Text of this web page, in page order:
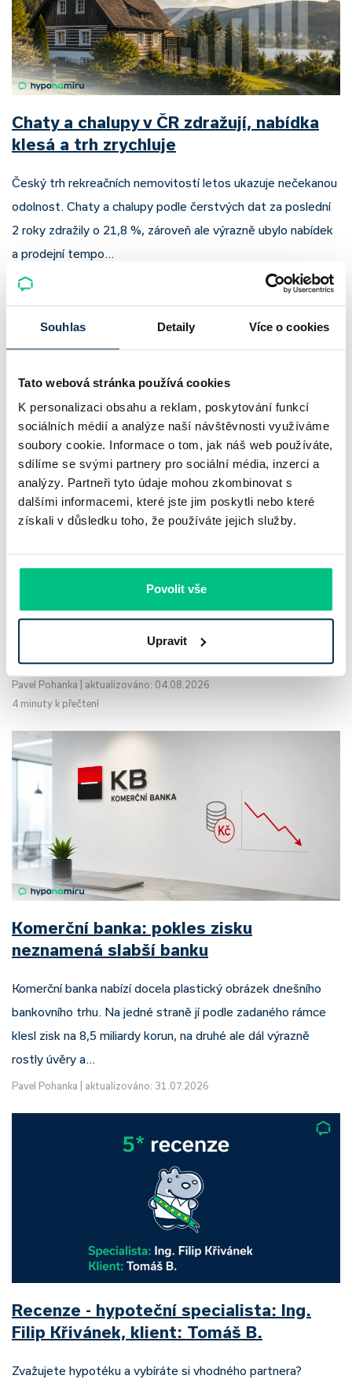
Souhlas Detaily Více o cookies
Tato webová stránka používá cookies
K personalizaci obsahu a reklam, poskytování funkcí
sociálních médií a analýze naší návštěvnosti využíváme
soubory cookie. Informace o tom, jak náš web používáte,
sdílíme se svými partnery pro sociální média, inzerci a
analýzy. Partneři tyto údaje mohou zkombinovat s
dalšími informacemi, které jste jim poskytli nebo které
získali v důsledku toho, že používáte jejich služby.
Povolit vše
Upravit
Chaty a chalupy v ČR zdražují, nabídka
klesá a trh zrychluje
Český trh rekreačních nemovitostí letos ukazuje nečekanou
odolnost. Chaty a chalupy podle čerstvých dat za poslední
2 roky zdražily o 21,8 %, zároveň ale výrazně ubylo nabídek
a prodejní tempo…
Pavel Pohanka
UniCredit Bank od 27.7.2026 zdražuje
hypotéky, zatímco Raiffeisenbank
Český hypoteční trh na konci července 2026 potvrzuje, že
sazby zůstávají pod tlakem a část bank pokračuje v jejich
růstu. UniCredit Bank od 27.7.2026 zvýšila hypoteční sazby
Pavel Pohanka
aktualizováno: 04.08.2026
4 minuty k přečtení
Komerční banka: pokles zisku
neznamená slabší banku
Komerční banka nabízí docela plastický obrázek dnešního
bankovního trhu. Na jedné straně jí podle zadaného rámce
klesl zisk na 8,5 miliardy korun, na druhé ale dál výrazně
rostly úvěry a…
Pavel Pohanka aktualizováno: 31.07.2026
Recenze - hypoteční specialista: Ing.
Filip Křivánek, klient: Tomáš B.
Zvažujete hypotéku a vybíráte si vhodného partnera?